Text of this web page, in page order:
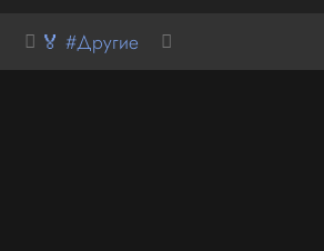
🏅 #Другие